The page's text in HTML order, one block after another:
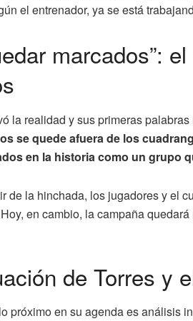
el entrenador, ya se está
marcados”:
la realidad y sus primeras
se quede afuera de los
en la historia como un grupo
de la hinchada, los jugadores y el
en cambio, la campaña
de Torres y
próximo en su agenda es análisis